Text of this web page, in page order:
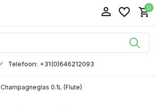
0
Telefoon: +31(0)646212093
Champagneglas 0.1L (Flute)